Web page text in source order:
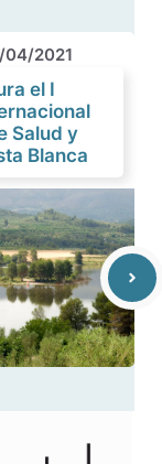
04/2021
el I
Salud y
Blanca